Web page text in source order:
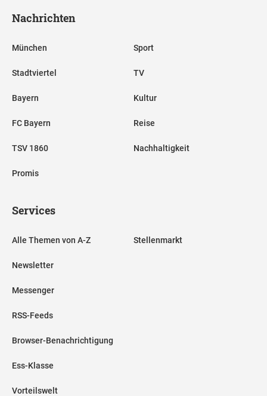
Nachrichten
München
Stadtviertel
Bayern
FC Bayern
TSV 1860
Promis
Sport
TV
Kultur
Reise
Nachhaltigkeit
Services
Alle Themen von A-Z
Newsletter
Messenger
RSS-Feeds
Browser-Benachrichtigung
Ess-Klasse
Vorteilswelt
Stellenmarkt